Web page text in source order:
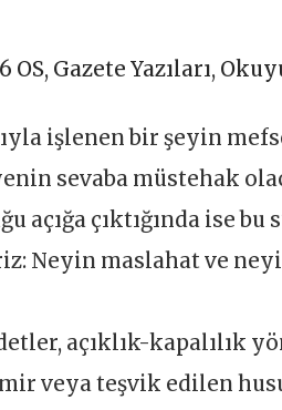
OS, Gazete Yazıları,
işlenen bir şeyin
sevaba müstehak
çıktığında ise bu
Neyin maslahat ve
açıklık-kapalılık
veya teşvik edilen